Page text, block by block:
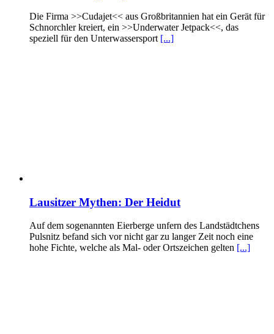
Die Firma >>Cudajet<< aus Großbritannien hat ein Gerät für
Schnorchler kreiert, ein >>Underwater Jetpack<<, das
speziell für den Unterwassersport [...]
Lausitzer Mythen: Der Heidut
Auf dem sogenannten Eierberge unfern des Landstädtchens
Pulsnitz befand sich vor nicht gar zu langer Zeit noch eine
hohe Fichte, welche als Mal- oder Ortszeichen gelten [...]